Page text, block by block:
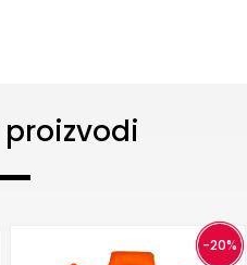
proizvodi
-20%